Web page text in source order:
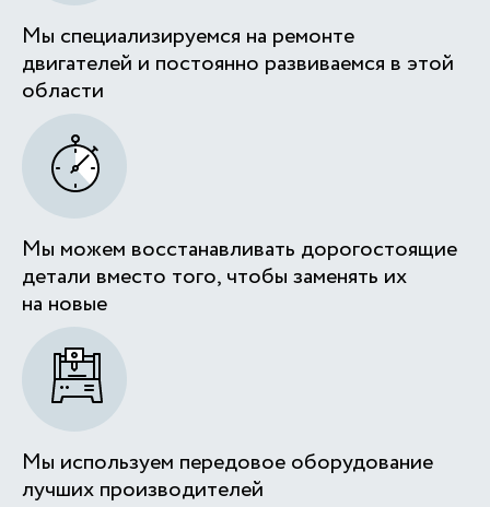
Мы специализируемся на ремонте
двигателей и постоянно развиваемся в этой
области
Мы можем восстанавливать дорогостоящие
детали вместо того, чтобы заменять их
на новые
Мы используем передовое оборудование
лучших производителей